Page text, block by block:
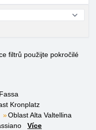
filtrů použijte pokročilé
Kronplatz
Oblast Alta Valtellina
Více